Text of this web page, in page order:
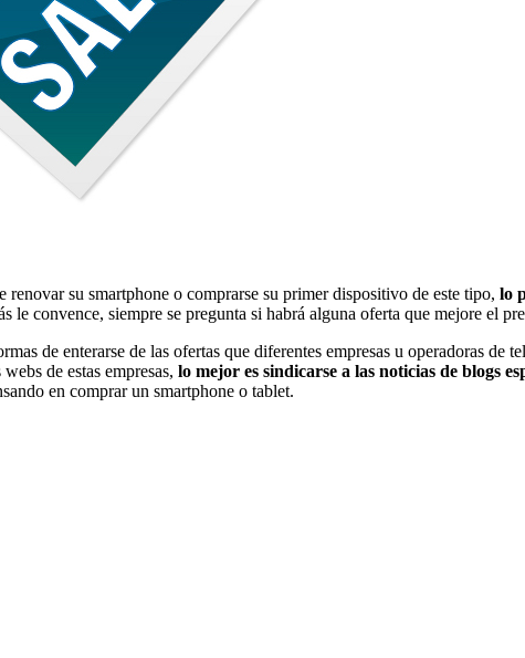
renovar su smartphone o comprarse su primer dispositivo de este tipo, lo
le convence, siempre se pregunta si habrá alguna oferta que mejore el
de enterarse de las ofertas que diferentes empresas u operadoras
de estas empresas, lo mejor es sindicarse a las noticias de blogs
en comprar un smartphone o tablet.